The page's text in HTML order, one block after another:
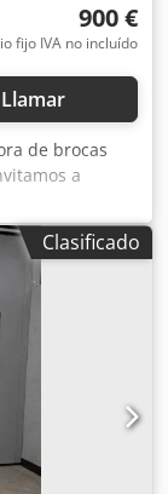
900 €
fijo IVA no incluído
Llamar
de brocas
a
para
También se
extranjeros.
Sujeto a
vistazo a
Los
son
para
producirse
en la
Clasificado